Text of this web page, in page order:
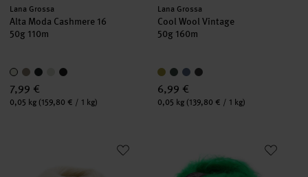
Hersteller:
Lana Grossa
Alta Moda Cashmere 16
50g 110m
7,99 €
Inhalt:
0,05 kg (159,80 € / 1 kg)
Hersteller:
Lana Grossa
Cool Wool Vintage
50g 160m
6,99 €
Inhalt:
0,05 kg (139,80 € / 1 kg)